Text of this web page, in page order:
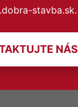
stavba.sk.
NÁS